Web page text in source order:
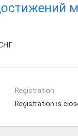
Registration
Registration is